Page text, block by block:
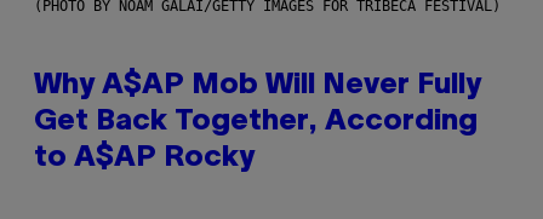
(PHOTO BY NOAM GALAI/GETTY IMAGES FOR TRIBECA FESTIVAL)
Why A$AP Mob Will Never Fully
Get Back Together, According
to A$AP Rocky